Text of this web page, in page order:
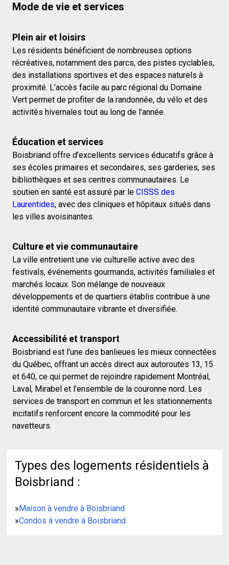
Mode de vie et services
Plein air et loisirs
Les résidents bénéficient de nombreuses options
récréatives, notamment des parcs, des pistes cyclables,
des installations sportives et des espaces naturels à
proximité. L’accès facile au parc régional du Domaine
Vert permet de profiter de la randonnée, du vélo et des
activités hivernales tout au long de l’année.
Éducation et services
Boisbriand offre d’excellents services éducatifs grâce à
ses écoles primaires et secondaires, ses garderies, ses
bibliothèques et ses centres communautaires. Le
soutien en santé est assuré par le CISSS des
Laurentides, avec des cliniques et hôpitaux situés dans
les villes avoisinantes.
Culture et vie communautaire
La ville entretient une vie culturelle active avec des
festivals, événements gourmands, activités familiales et
marchés locaux. Son mélange de nouveaux
développements et de quartiers établis contribue à une
identité communautaire vibrante et diversifiée.
Accessibilité et transport
Boisbriand est l’une des banlieues les mieux connectées
du Québec, offrant un accès direct aux autoroutes 13, 15
et 640, ce qui permet de rejoindre rapidement Montréal,
Laval, Mirabel et l’ensemble de la couronne nord. Les
services de transport en commun et les stationnements
incitatifs renforcent encore la commodité pour les
navetteurs.
Types des logements résidentiels à
Boisbriand :
» Maison à vendre à Boisbriand
»Condos à vendre à Boisbriand